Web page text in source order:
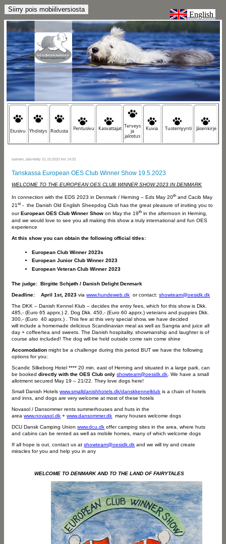
English
Etusivu Yhdistys Rodusta Pentusivu Kasvattajat Terveys
ja
jalostus
Kuvia Tuotemyynti Jäsenkirje
uutinen, päivitetty 21.10.2022 klo 14:31
Tanskassa European OES Club Winner Show 19.5.2023
WELCOME TO THE EUROPEAN OES CLUB WINNER SHOW 2023 IN DENMARK
In connection with the EDS 2023 in Denmark / Herning – Eds May 20th and Cacib May
21st - the Danish Old English Sheepdog Club has the great pleasure of inviting you to
our European OES Club Winner Show on May the 19th in the afternoon in Herning,
and we would love to see you all making this show a truly international and fun OES
experience
At this show you can obtain the following official titles:
European Club Winner 2023s
European Junior Club Winner 2023
European Veteran Club Winner 2023
The judge: Birgitte Schjøth / Danish Delight Denmark
Deadline:
April 1st, 2023 viawww.hundeweb.dk or contact:showteam@oesidk.dk
The DKK – Danish Kennel Klub – decides the entry fees, which for this show is Dkk.
485,- (Euro 65 apprx.) 2. Dog Dkk. 450,- (Euro 60 apprx.) veterans and puppies Dkk.
300,- (Euro 40 apprx.) . This fee at this very special show, we have decided
will include a homemade delicious Scandinavian meal as well as Sangria and juice all
day + coffee/tea and sweets. The Danish hospitality, showmanship and laughter is of
course also included! The dog will be held outside come rain come shine
Accomodation might be a challenge during this period BUT we have the following
options for you:
Scandic Silkeborg Hotel **** 20 min. east of Herning and situated in a large park, can
be bookeddirectly with the OES Club only showteam@oesidk.dk . We have a small
allotment secured May 19 – 21/22. They love dogs here!
Small Danish Hotelswww.smalldanishhotels.dk/danskkennelklub is a chain of hotels
and inns, and dogs are very welcome at most of these hotels
Novasol / Dansommer rents summerhouses and huts in the
areawww.novasol.dk +www.dansommer.dk many houses welcome dogs
DCU Dansk Camping Unionwww.dcu.dk offer camping sites in the area, where huts
and cabins can be rented as well as mobile homes, many of which welcome dogs
If all hope is out, contact us atshowteam@oesidk.dk and we will try and create
miracles for you and help you in any
WELCOME TO DENMARK AND TO THE LAND OF FAIRYTALES